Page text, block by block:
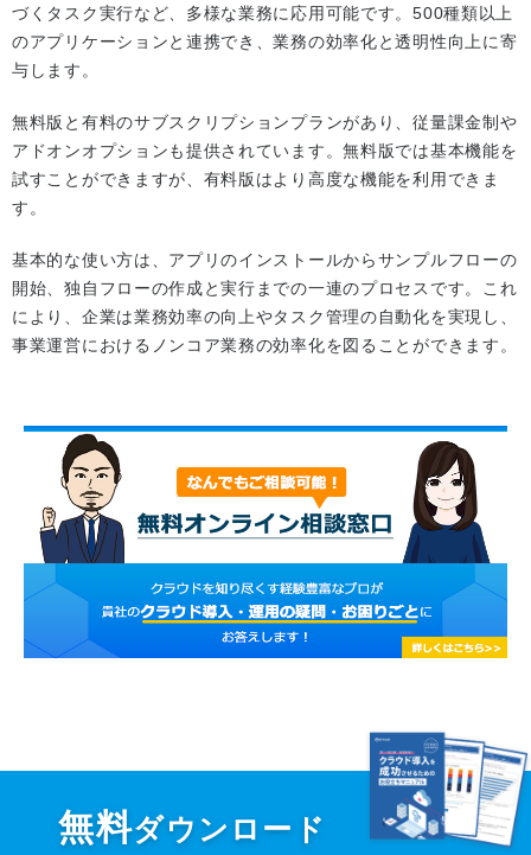
づくタスク実行など、多様な業務に応用可能です。500種類以上
のアプリケーションと連携でき、業務の効率化と透明性向上に寄
与します。
無料版と有料のサブスクリプションプランがあり、従量課金制や
アドオンオプションも提供されています。無料版では基本機能を
試すことができますが、有料版はより高度な機能を利用できま
す。
基本的な使い方は、アプリのインストールからサンプルフローの
開始、独自フローの作成と実行までの一連のプロセスです。これ
により、企業は業務効率の向上やタスク管理の自動化を実現し、
事業運営におけるノンコア業務の効率化を図ることができます。
無料ダウンロード